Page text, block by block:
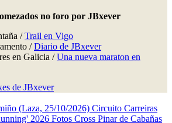
no foro por JBxever
/Trail en Vigo
/Diario de JBxever
en Galicia /Una nueva maraton en
de JBxever
(Laza, 25/10/2026) Circuito Carreiras
2026 Fotos Cross Pinar de Cabañas